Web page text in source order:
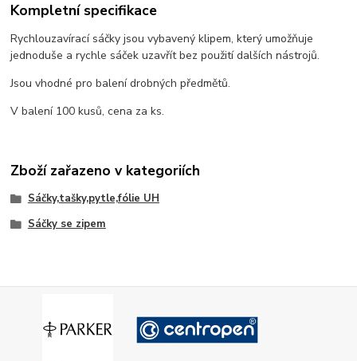
Kompletní specifikace
Rychlouzavírací sáčky jsou vybavený klipem, který umožňuje
jednoduše a rychle sáček uzavřít bez použití dalších nástrojů.
Jsou vhodné pro balení drobných předmětů.
V balení 100 kusů, cena za ks.
Zboží zařazeno v kategoriích
Sáčky,tašky,pytle,fólie UH
Sáčky se zipem